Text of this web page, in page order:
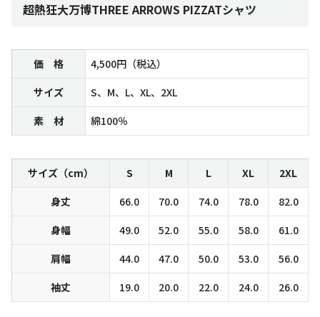
超熱狂大万博THREE ARROWS PIZZATシャツ
価 格
4,500円（税込）
サイズ
S、M、L、XL、2XL
素 材
綿100％
サイズ（cm） S M L XL
2XL
身丈
66.0 70.0 74.0 78.0
82.0
身幅
49.0 52.0 55.0 58.0
61.0
肩幅
44.0 47.0 50.0 53.0
56.0
袖丈
19.0 20.0 22.0 24.0 26.0